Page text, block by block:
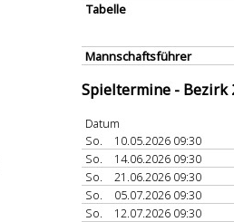
Tabelle
Mannschaftsführer
Spieltermine - Bezirk
Datum
So.
10.05.2026 09:30
So.
14.06.2026 09:30
So.
21.06.2026 09:30
So.
05.07.2026 09:30
So.
12.07.2026 09:30